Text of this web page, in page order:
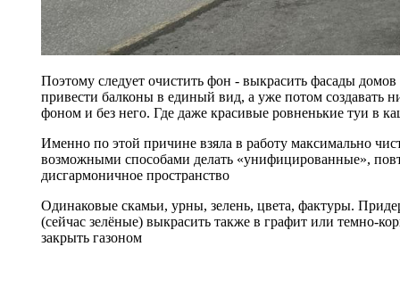
Поэтому следует очистить фон - выкрасить фасады
привести балконы в единый вид, а уже потом создавать
фоном и без него. Где даже красивые ровненькие туи в
Именно по этой причине взяла в работу максимально
возможными способами делать «унифицированные»,
дисгармоничное пространство
Одинаковые скамьи, урны, зелень, цвета, фактуры.
(сейчас зелёные) выкрасить также в графит или темно-
закрыть газоном